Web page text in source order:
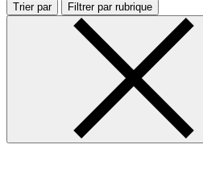
Trier par Filtrer par rubrique